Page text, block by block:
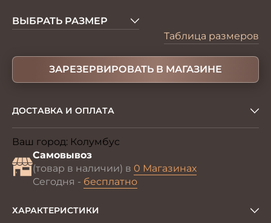
ВЫБРАТЬ РАЗМЕР
Таблица размеров
ЗАРЕЗЕРВИРОВАТЬ В МАГАЗИНЕ
ДОСТАВКА И ОПЛАТА
Ваш город: Колумбус
Самовывоз
(товар в наличии) в 0 Магазинах
Сегодня - бесплатно
ХАРАКТЕРИСТИКИ